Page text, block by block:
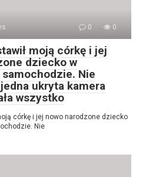
0 0
moją córkę i jej
dziecko w
Nie
ukryta kamera
wszystko
córkę i jej nowo narodzone dziecko
Nie